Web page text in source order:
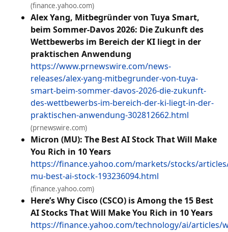
(finance.yahoo.com)
Alex Yang, Mitbegründer von Tuya Smart,
beim Sommer-Davos 2026: Die Zukunft des
Wettbewerbs im Bereich der KI liegt in der
praktischen Anwendung
https://www.prnewswire.com/news-
releases/alex-yang-mitbegrunder-von-tuya-
smart-beim-sommer-davos-2026-die-zukunft-
des-wettbewerbs-im-bereich-der-ki-liegt-in-der-
praktischen-anwendung-302812662.html
(prnewswire.com)
Micron (MU): The Best AI Stock That Will Make
You Rich in 10 Years
https://finance.yahoo.com/markets/stocks/
mu-best-ai-stock-193236094.html
(finance.yahoo.com)
Here’s Why Cisco (CSCO) is Among the 15 Best
AI Stocks That Will Make You Rich in 10 Years
https://finance.yahoo.com/technology/ai/articles/